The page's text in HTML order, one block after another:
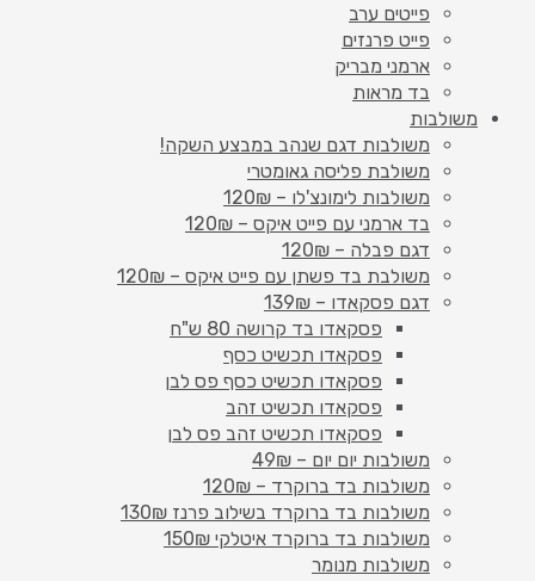
פייטים ערב
פייט פרנזים
ארמני מבריק
בד מראות
משולבות
משולבות דגם שנהב במבצע השקה!
משולבת פליסה גאומטרי
משולבות לימונצ'לו – 120₪
בד ארמני עם פייט איקס – 120₪
דגם פבלה – 120₪
משולבת בד פשתן עם פייט איקס – 120₪
דגם פסקאדו – 139₪
פסקאדו בד קרושה 80 ש"ח
פסקאדו תכשיט כסף
פסקאדו תכשיט כסף פס לבן
פסקאדו תכשיט זהב
פסקאדו תכשיט זהב פס לבן
משולבות יום יום – 49₪
משולבות בד ברוקרד – 120₪
משולבות בד ברוקרד בשילוב פרנז 130₪
משולבות בד ברוקרד איטלקי 150₪
משולבות מנומר